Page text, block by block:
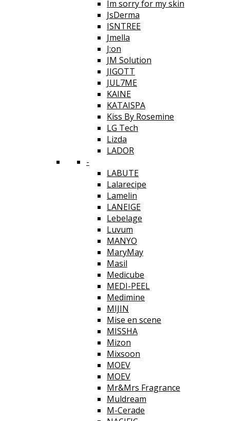
Im sorry for my skin
JsDerma
ISNTREE
Jmella
J:on
JM Solution
JIGOTT
JUL7ME
KAINE
KATAISPA
Kiss By Rosemine
LG Tech
Lizda
LADOR
-
LABUTE
Lalarecipe
Lamelin
LANEIGE
Lebelage
Luvum
MANYO
MaryMay
Masil
Medicube
MEDI-PEEL
Medimine
MIJIN
Mise en scene
MISSHA
Mizon
Mixsoon
MOEV
MOEV
Mr&Mrs Fragrance
Muldream
M-Cerade